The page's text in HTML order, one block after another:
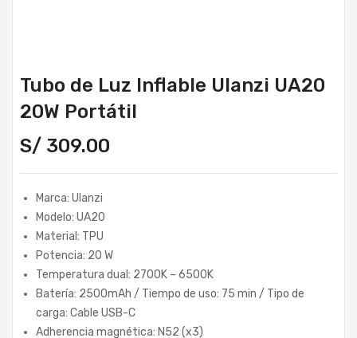
Tubo de Luz Inflable Ulanzi UA20
20W Portátil
S/ 309.00
Marca: Ulanzi
Modelo: UA20
Material: TPU
Potencia: 20 W
Temperatura dual: 2700K – 6500K
Batería: 2500mAh / Tiempo de uso: 75 min / Tipo de
carga: Cable USB-C
Adherencia magnética: N52 (x3)